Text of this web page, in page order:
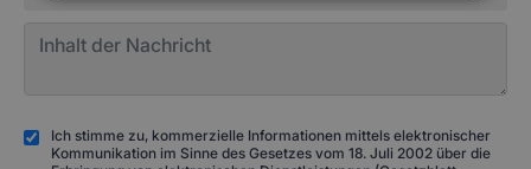
Ich stimme zu, kommerzielle Informationen mittels elektronischer
Kommunikation im Sinne des Gesetzes vom 18. Juli 2002 über die